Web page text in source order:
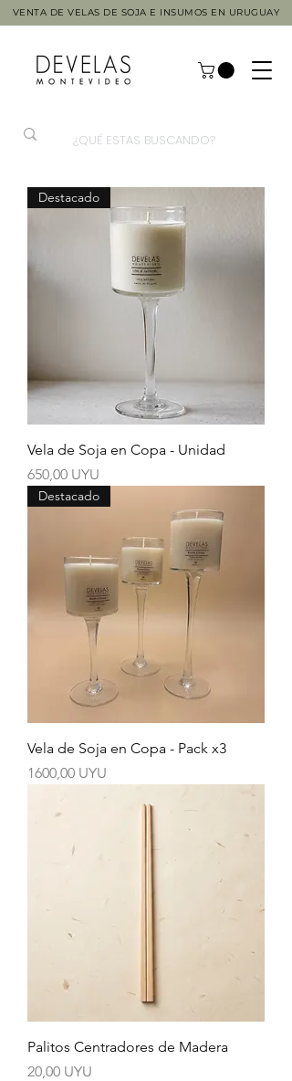
VENTA DE VELAS DE SOJA E INSUMOS EN URUGUAY
Destacado
Vela de Soja en Copa - Unidad
Precio
650,00 UYU
Destacado
Vela de Soja en Copa - Pack x3
Precio
1600,00 UYU
Palitos Centradores de Madera
Precio
20,00 UYU